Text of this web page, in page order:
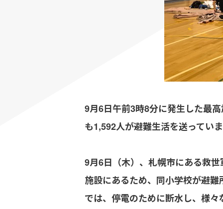
9月6日午前3時8分に発生した最
も1,592人が避難生活を送ってい
9月6日（木）、札幌市にある救
施設にあるため、同小学校が避
では、停電のために断水し、様